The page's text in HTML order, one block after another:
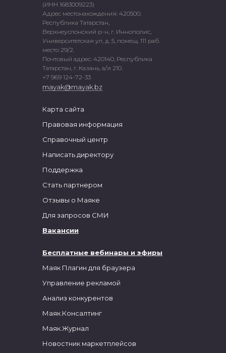
(ИНН 1683009223)
Адрес местонахождения: 420500,
Республика Татарстан,
Верхнеуслонский р-н, г. Иннополис,
Университетская ул, д. 5, помещ. 111 раб.
место 29/2.
Почтовый адрес: 420140, Республика
Татарстан, г. Казань, а/я 210.
+7 969 124-72-33
mayak@mayak.bz
Бесплатные вебинары и эфиры
Маяк Плагин для браузера
Управление рекламой
Анализ конкурентов
Маяк.Консалтинг
Маяк.Журнал
Новостник маркетплейсов
Карта сайта
Правовая информация
Справочный центр
Написать директору
Поддержка
Стать партнером
Отзывы о Маяке
Для запросов СМИ
Вакансии